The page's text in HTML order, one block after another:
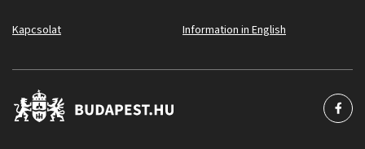
Kapcsolat Information in English